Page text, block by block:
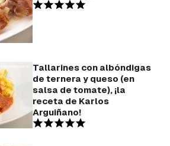
Tallarines con albóndigas
de ternera y queso (en
salsa de tomate), ¡la
receta de Karlos
Arguiñano!